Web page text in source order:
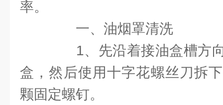
率。
一、油烟罩清洗
1、先沿着接油盒槽方向
盒，然后使用十字花螺丝刀拆
颗固定螺钉。